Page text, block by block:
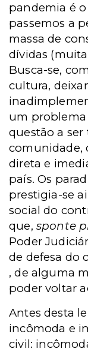
pandemia é
passemos a
massa de
dívidas
Busca-se,
cultura,
um problema
questão a
comunidade,
direta e
país. Os
prestigia-se
social do
que, sponte
Poder
de defesa do
, de alguma
poder voltar
Antes desta
incômoda e
civil: